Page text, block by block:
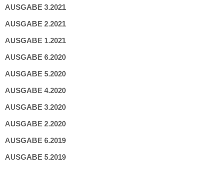
AUSGABE 3.2021
AUSGABE 2.2021
AUSGABE 1.2021
AUSGABE 6.2020
AUSGABE 5.2020
AUSGABE 4.2020
AUSGABE 3.2020
AUSGABE 2.2020
AUSGABE 6.2019
AUSGABE 5.2019